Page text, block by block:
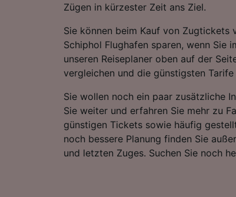
Zügen in kürzester Zeit ans Ziel.
Sie können beim Kauf von Zugtickets
Schiphol Flughafen sparen, wenn Sie
unseren Reiseplaner oben auf der
vergleichen und die günstigsten Tarife
Sie wollen noch ein paar zusätzliche
Sie weiter und erfahren Sie mehr zu
günstigen Tickets sowie häufig
noch bessere Planung finden Sie
und letzten Zuges. Suchen Sie noch